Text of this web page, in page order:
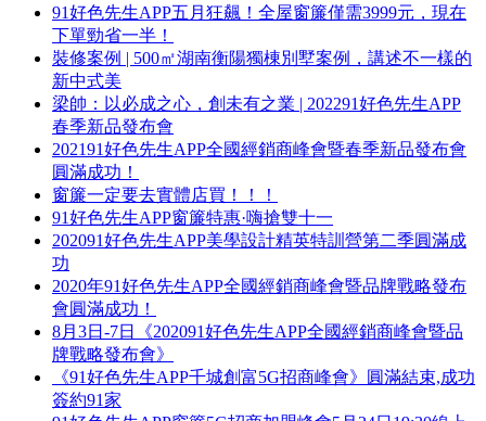
91好色先生APP五月狂飆！全屋窗簾僅需3999元，現在
下單勁省一半！
裝修案例 | 500㎡湖南衡陽獨棟別墅案例，講述不一樣的
新中式美
梁帥：以必成之心，創未有之業 | 202291好色先生APP
春季新品發布會
202191好色先生APP全國經銷商峰會暨春季新品發布會
圓滿成功！
窗簾一定要去實體店買！！！
91好色先生APP窗簾特惠·嗨搶雙十一
202091好色先生APP美學設計精英特訓營第二季圓滿成
功
2020年91好色先生APP全國經銷商峰會暨品牌戰略發布
會圓滿成功！
8月3日-7日《202091好色先生APP全國經銷商峰會暨品
牌戰略發布會》
《91好色先生APP千城創富5G招商峰會》圓滿結束,成功
簽約91家